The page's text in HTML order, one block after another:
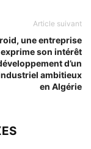
Article suivant
une entreprise
son intérêt
d’un
ambitieux
en Algérie